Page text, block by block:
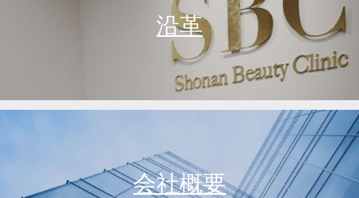
沿革
会社概要